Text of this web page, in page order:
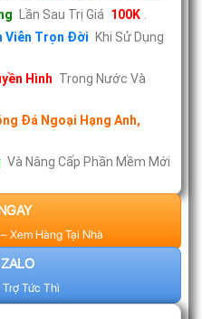
Lần Sau Trị Giá 100K
Viễn Trọn Đời
Khi Sử Dụng
Hình Trong Nước Và
Đá Ngoại Hạng Anh,
Và Nâng Cấp Phần Mềm Mới
Xem Hàng Tại Nhà
Tức Thì